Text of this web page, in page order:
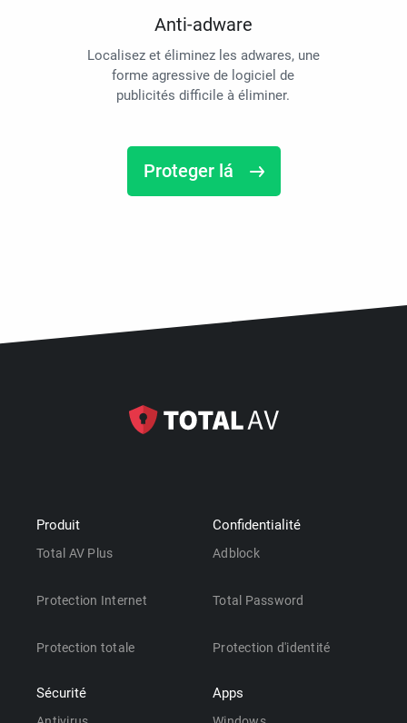
Anti-adware
Localisez et éliminez les adwares, une
forme agressive de logiciel de
publicités difficile à éliminer.
Proteger lá
Produit
Total AV Plus
Protection Internet
Protection totale
Sécurité
Confidentialité
Adblock
Total Password
Protection d'identité
Apps